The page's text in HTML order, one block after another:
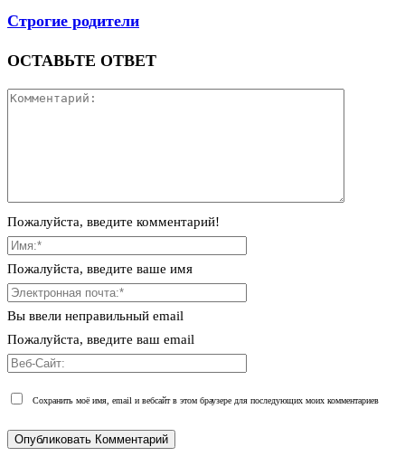
Строгие родители
ОСТАВЬТЕ ОТВЕТ
Пожалуйста, введите комментарий!
Пожалуйста, введите ваше имя
Вы ввели неправильный email
Пожалуйста, введите ваш email
Сохранить моё имя, email и вебсайт в этом браузере для последующих моих комментариев